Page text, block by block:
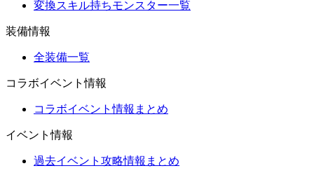
変換スキル持ちモンスター一覧
装備情報
全装備一覧
コラボイベント情報
コラボイベント情報まとめ
イベント情報
過去イベント攻略情報まとめ